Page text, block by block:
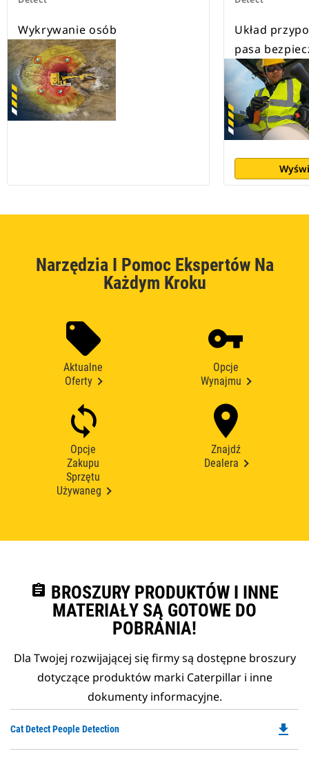
Wykrywanie osób
Układ
pasa
Narzędzia I Pomoc Ekspertów Na
Każdym Kroku
Aktualne
Oferty
Opcje
Wynajmu
Opcje
Zakupu
Sprzętu
Używaneg
Znajdź
Dealera
assignment BROSZURY PRODUKTÓW I INNE
MATERIAŁY SĄ GOTOWE DO
POBRANIA!
Dla Twojej rozwijającej się firmy są dostępne broszury
dotyczące produktów marki Caterpillar i inne
dokumenty informacyjne.
Cat Detect People Detection file_download